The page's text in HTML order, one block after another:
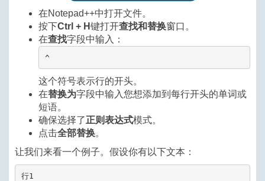
在Notepad++中打开文件。
按下Ctrl + H键打开查找和替换窗口。
在查找字段中输入：
^
这个符号表示行的开头。
在替换为字段中输入您想添加到每行开头的单词或
短语。
确保选择了正则表达式模式。
点击全部替换。
让我们来看一个例子。假设你有以下文本：
行1